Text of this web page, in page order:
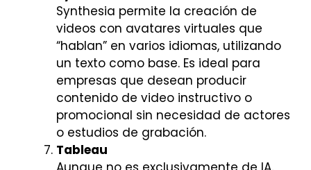
Synthesia permite la creación de
videos con avatares virtuales que
“hablan” en varios idiomas, utilizando
un texto como base. Es ideal para
empresas que desean producir
contenido de video instructivo o
promocional sin necesidad de actores
o estudios de grabación.
Tableau